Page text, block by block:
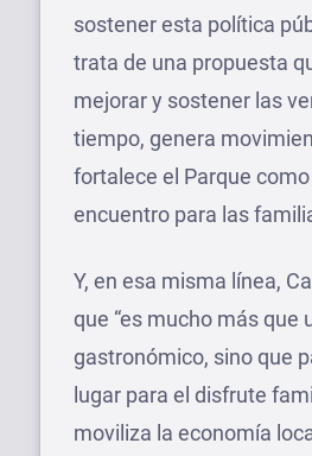
sostener esta política
trata de una propuesta
mejorar y sostener las
tiempo, genera
fortalece el Parque
encuentro para las
Y, en esa misma línea,
que “es mucho más que
gastronómico, sino que
lugar para el disfrute
moviliza la economía